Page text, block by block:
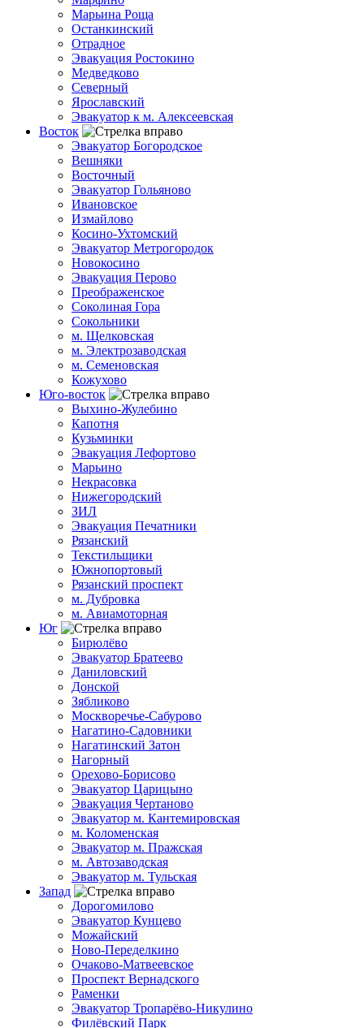
Марьина Роща
Останкинский
Отрадное
Эвакуация Ростокино
Медведково
Северный
Ярославский
Эвакуатор к м. Алексеевская
Восток
Эвакуатор Богородское
Вешняки
Восточный
Эвакуатор Гольяново
Ивановское
Измайлово
Косино-Ухтомский
Эвакуатор Метрогородок
Новокосино
Эвакуация Перово
Преображенское
Соколиная Гора
Сокольники
м. Щелковская
м. Электрозаводская
м. Семеновская
Кожухово
Юго-восток
Выхино-Жулебино
Капотня
Кузьминки
Эвакуация Лефортово
Марьино
Некрасовка
Нижегородский
ЗИЛ
Эвакуация Печатники
Рязанский
Текстильщики
Южнопортовый
Рязанский проспект
м. Дубровка
м. Авиамоторная
Юг
Бирюлёво
Эвакуатор Братеево
Даниловский
Донской
Зябликово
Москворечье-Сабурово
Нагатино-Садовники
Нагатинский Затон
Нагорный
Орехово-Борисово
Эвакуатор Царицыно
Эвакуация Чертаново
Эвакуатор м. Кантемировская
м. Коломенская
Эвакуатор м. Пражская
м. Автозаводская
Эвакуатор м. Тульская
Запад
Дорогомилово
Эвакуатор Кунцево
Можайский
Ново-Переделкино
Очаково-Матвеевское
Проспект Вернадского
Раменки
Эвакуатор Тропарёво-Никулино
Филёвский Парк